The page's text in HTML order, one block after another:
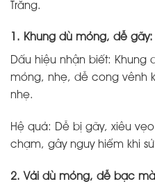
Trăng.
1. Khung dù mỏng, dễ gãy:
Dấu hiệu nhận biết: Khung
mỏng, nhẹ, dễ cong vênh
nhẹ.
Hệ quả: Dễ bị gãy, xiêu
chạm, gây nguy hiểm khi
2. Vải dù mỏng, dễ bạc